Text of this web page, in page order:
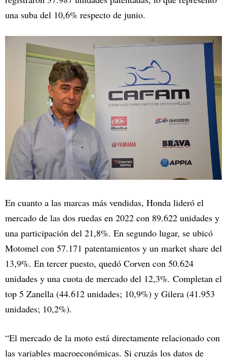
una suba del 10,6% respecto de junio.
En cuanto a las marcas más vendidas, Honda lideró el
mercado de las dos ruedas en 2022 con 89.622 unidades y
una participación del 21,8%. En segundo lugar, se ubicó
Motomel con 57.171 patentamientos y un market share del
13,9%. En tercer puesto, quedó Corven con 50.624
unidades y una cuota de mercado del 12,3%. Completan el
top 5 Zanella (44.612 unidades; 10,9%) y Gilera (41.953
unidades; 10,2%).
“El mercado de la moto está directamente relacionado con
las variables macroeconómicas. Si cruzás los datos de